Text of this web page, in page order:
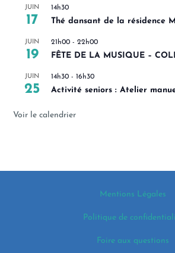
JUIN
17
14h30
Thé dansant de la résidence
JUIN
19
21h00 -22h00
FÊTE DE LA MUSIQUE –
JUIN
25
14h30 -16h30
Activité seniors : Atelier
Voir le calendrier
Mentions Légales
Politique de
Foire aux questions